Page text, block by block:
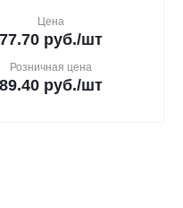
Цена
77.70руб./шт
Розничная цена
89.40руб./шт